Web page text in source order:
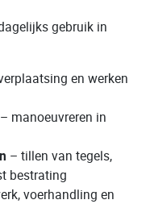
gebruik in
en werken
– manoeuvreren in
– tillen van tegels,
bestrating
voerhandling en